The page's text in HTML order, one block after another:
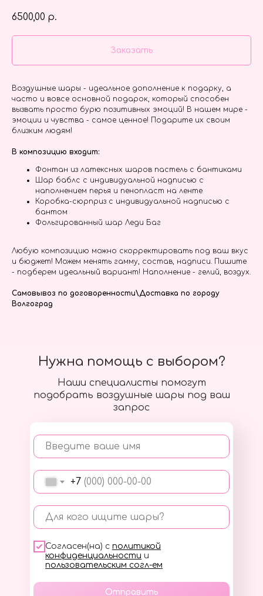
6500,00 р.
Заказать
Воздушные шары - идеальное дополнение к подарку, а
часто и вовсе основной подарок, который способен
вызвать просто бурю позитивных эмоций! В нашем мире -
эмоции и чувства - самое ценное! Подарите их своим
близким людям!
В композицию входит:
Фонтан из латексных шаров пастель с бантиками
Шар баблс с индивидуальной надписью с
наполнением перья и пенопласт на ленте
Коробка-сюрприз с индивидуальной надписью с
бантом
Фольгированный шар Леди Баг
Любую композицию можно скорректировать под ваш вкус
и бюджет! Можем менять гамму, состав, надписи. Пишите
- подберем идеальный вариант! Наполнение - гелий, воздух.
Самовывоз по договоренности\Доставка по городу
Волгоград
Наши специалисты помогут
подобрать воздушные шары под ваш
запрос
Введите ваше имя
+7
Для кого ищите шары?
Согласен(на) с политикой
конфиденциальности и
пользовательским согл-ем
Отправить
Нужна помощь с выбором?